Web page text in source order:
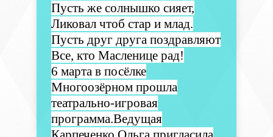
Пусть же солнышко сияет,
Ликовал чтоб стар и млад.
Пусть друг друга поздравляют
Все, кто Масленице рад!
6 марта в посёлке
Многоозёрном прошла
театрально-игровая
программа.Ведущая